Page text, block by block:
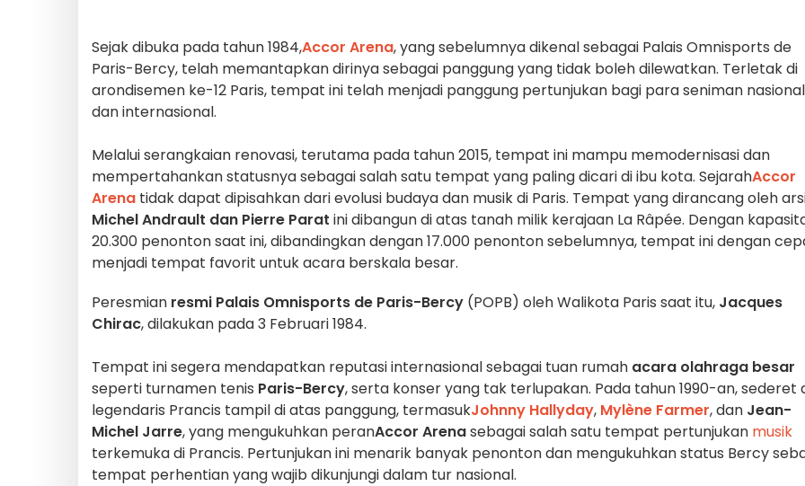
Sejak dibuka pada tahun 1984,Accor Arena, yang sebelumnya dikenal sebagai Palais Omnisports de
Paris-Bercy, telah memantapkan dirinya sebagai panggung yang tidak boleh dilewatkan. Terletak di
arondisemen ke-12 Paris, tempat ini telah menjadi panggung pertunjukan bagi para seniman nasional
dan internasional.
Melalui serangkaian renovasi, terutama pada tahun 2015, tempat ini mampu memodernisasi dan
mempertahankan statusnya sebagai salah satu tempat yang paling dicari di ibu kota. SejarahAccor
Arena tidak dapat dipisahkan dari evolusi budaya dan musik di Paris. Tempat yang dirancang oleh
Michel Andrault dan Pierre Parat ini dibangun di atas tanah milik kerajaan La Râpée. Dengan
20.300 penonton saat ini, dibandingkan dengan 17.000 penonton sebelumnya, tempat ini dengan
menjadi tempat favorit untuk acara berskala besar.
Peresmian resmi Palais Omnisports de Paris-Bercy (POPB) oleh Walikota Paris saat itu, Jacques
Chirac, dilakukan pada 3 Februari 1984.
Tempat ini segera mendapatkan reputasi internasional sebagai tuan rumah acara olahraga besar
seperti turnamen tenis Paris-Bercy, serta konser yang tak terlupakan. Pada tahun 1990-an, sederet
legendaris Prancis tampil di atas panggung, termasukJohnny Hallyday, Mylène Farmer, dan Jean-
Michel Jarre, yang mengukuhkan peranAccor Arenasebagai salah satu tempat pertunjukan musik
terkemuka di Prancis. Pertunjukan ini menarik banyak penonton dan mengukuhkan status Bercy
tempat perhentian yang wajib dikunjungi dalam tur nasional.